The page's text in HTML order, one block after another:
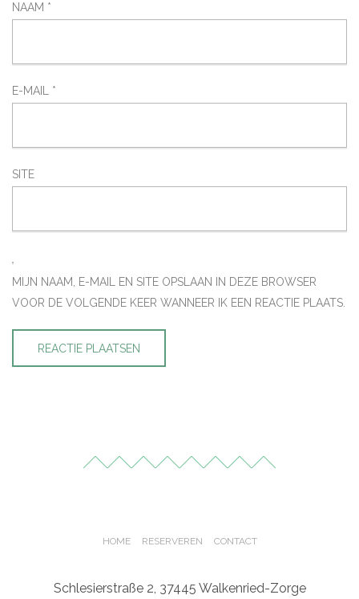
NAAM *
E-MAIL *
SITE
MIJN NAAM, E-MAIL EN SITE OPSLAAN IN DEZE BROWSER
VOOR DE VOLGENDE KEER WANNEER IK EEN REACTIE PLAATS.
HOME RESERVEREN CONTACT
Schlesierstraße 2, 37445 Walkenried-Zorge